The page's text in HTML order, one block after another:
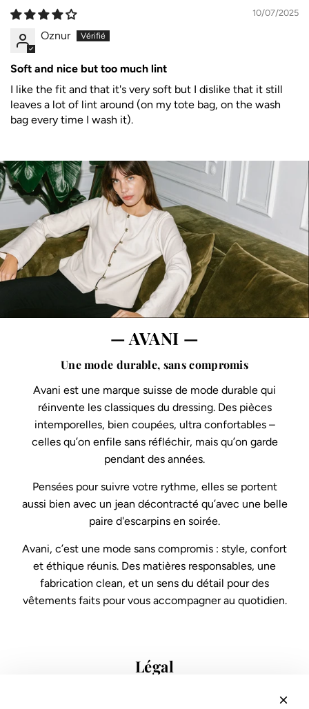
10/07/2025
Oznur
Soft and nice but too much lint
I like the fit and that it's very soft but I dislike that it still
leaves a lot of lint around (on my tote bag, on the wash
bag every time I wash it).
— AVANI —
Une mode durable, sans compromis
Avani est une marque suisse de mode durable qui
réinvente les classiques du dressing. Des pièces
intemporelles, bien coupées, ultra confortables –
celles qu’on enfile sans réfléchir, mais qu’on garde
pendant des années.
Pensées pour suivre votre rythme, elles se portent
aussi bien avec un jean décontracté qu’avec une belle
paire d'escarpins en soirée.
Avani, c’est une mode sans compromis : style, confort
et éthique réunis. Des matières responsables, une
fabrication clean, et un sens du détail pour des
vêtements faits pour vous accompagner au quotidien.
Légal